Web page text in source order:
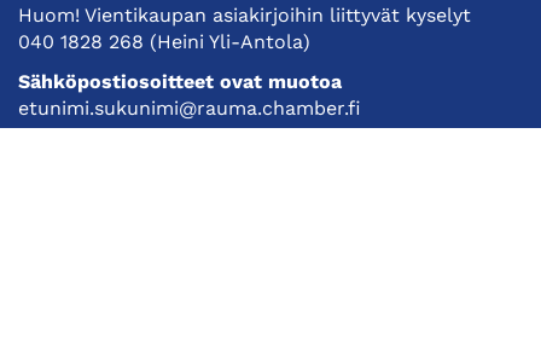
Huom! Vientikaupan asiakirjoihin liittyvät kyselyt
040 1828 268 (Heini Yli-Antola)
Sähköpostiosoitteet ovat muotoa
etunimi.sukunimi@rauma.chamber.fi